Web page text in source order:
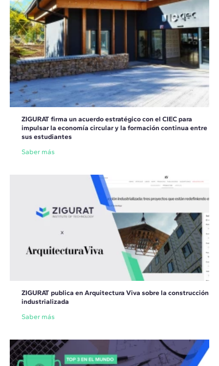
ZIGURAT firma un acuerdo estratégico con el CIEC para
impulsar la economía circular y la formación continua entre
sus estudiantes
Saber más
ZIGURAT publica en Arquitectura Viva sobre la construcción
industrializada
Saber más